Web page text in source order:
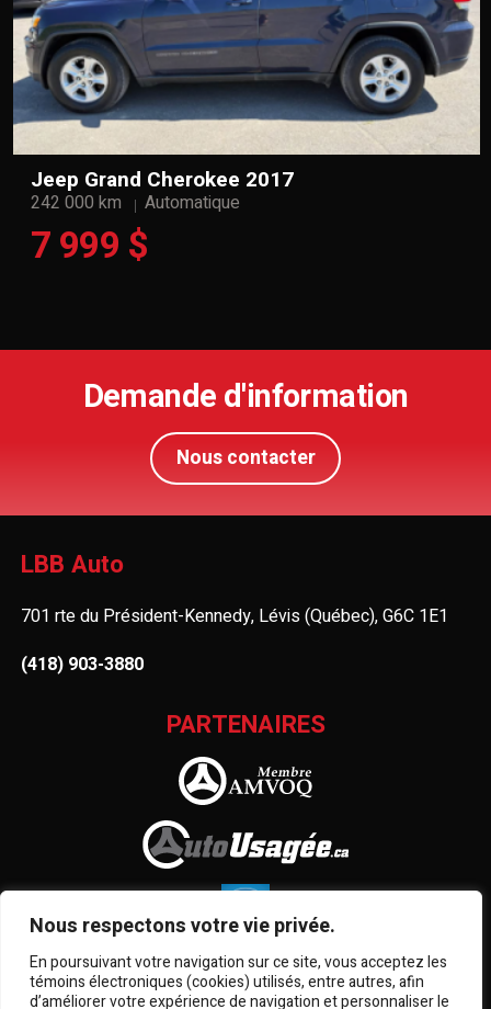
Nous respectons votre vie privée.
En poursuivant votre navigation sur ce site, vous acceptez les
témoins électroniques (cookies) utilisés, entre autres, afin
d’améliorer votre expérience de navigation et personnaliser le
Jeep Grand Cherokee 2017
242 000 km Automatique
7 999 $
Demande d'information
Nous contacter
LBB Auto
701 rte du Président-Kennedy, Lévis (Québec), G6C 1E1
(418) 903-3880
PARTENAIRES